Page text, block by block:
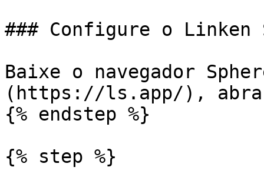
### Configure o Linken
Baixe o navegador
(https://ls.app/),
{% endstep %}
{% step %}